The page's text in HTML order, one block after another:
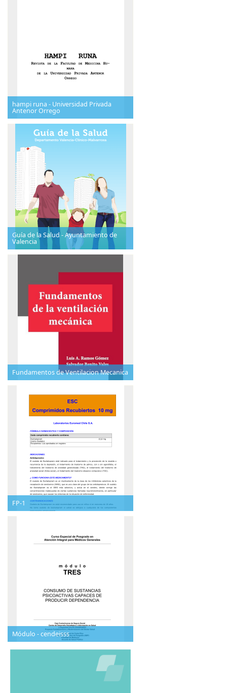
hampi runa - Universidad Privada
Antenor Orrego
Guía de la Salud - Ayuntamiento de
Valencia
Fundamentos de Ventilacion Mecanica
FP-1
Módulo - cendeisss